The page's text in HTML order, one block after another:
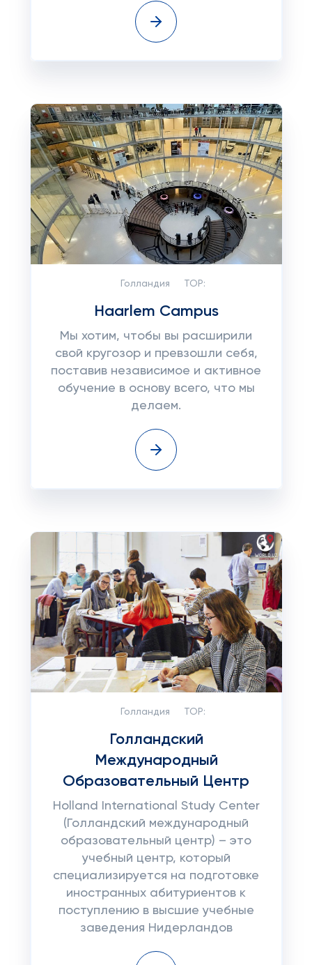
Голландия TOP:
Haarlem Campus
Мы хотим, чтобы вы расширили
свой кругозор и превзошли себя,
поставив независимое и активное
обучение в основу всего, что мы
делаем.
Голландия TOP:
Голландский
Международный
Образовательный Центр
Holland International Study Center
(Голландский международный
образовательный центр) – это
учебный центр, который
специализируется на подготовке
иностранных абитуриентов к
поступлению в высшие учебные
заведения Нидерландов